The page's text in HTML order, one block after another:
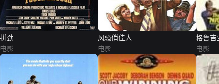
拼劲
电影
风骚俏佳人
电影
格鲁吉
电影